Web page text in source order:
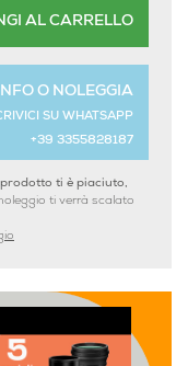
AL CARRELLO
O NOLEGGIA
SU WHATSAPP
+39 3355828187
prodotto ti è piaciuto,
ti verrà scalato